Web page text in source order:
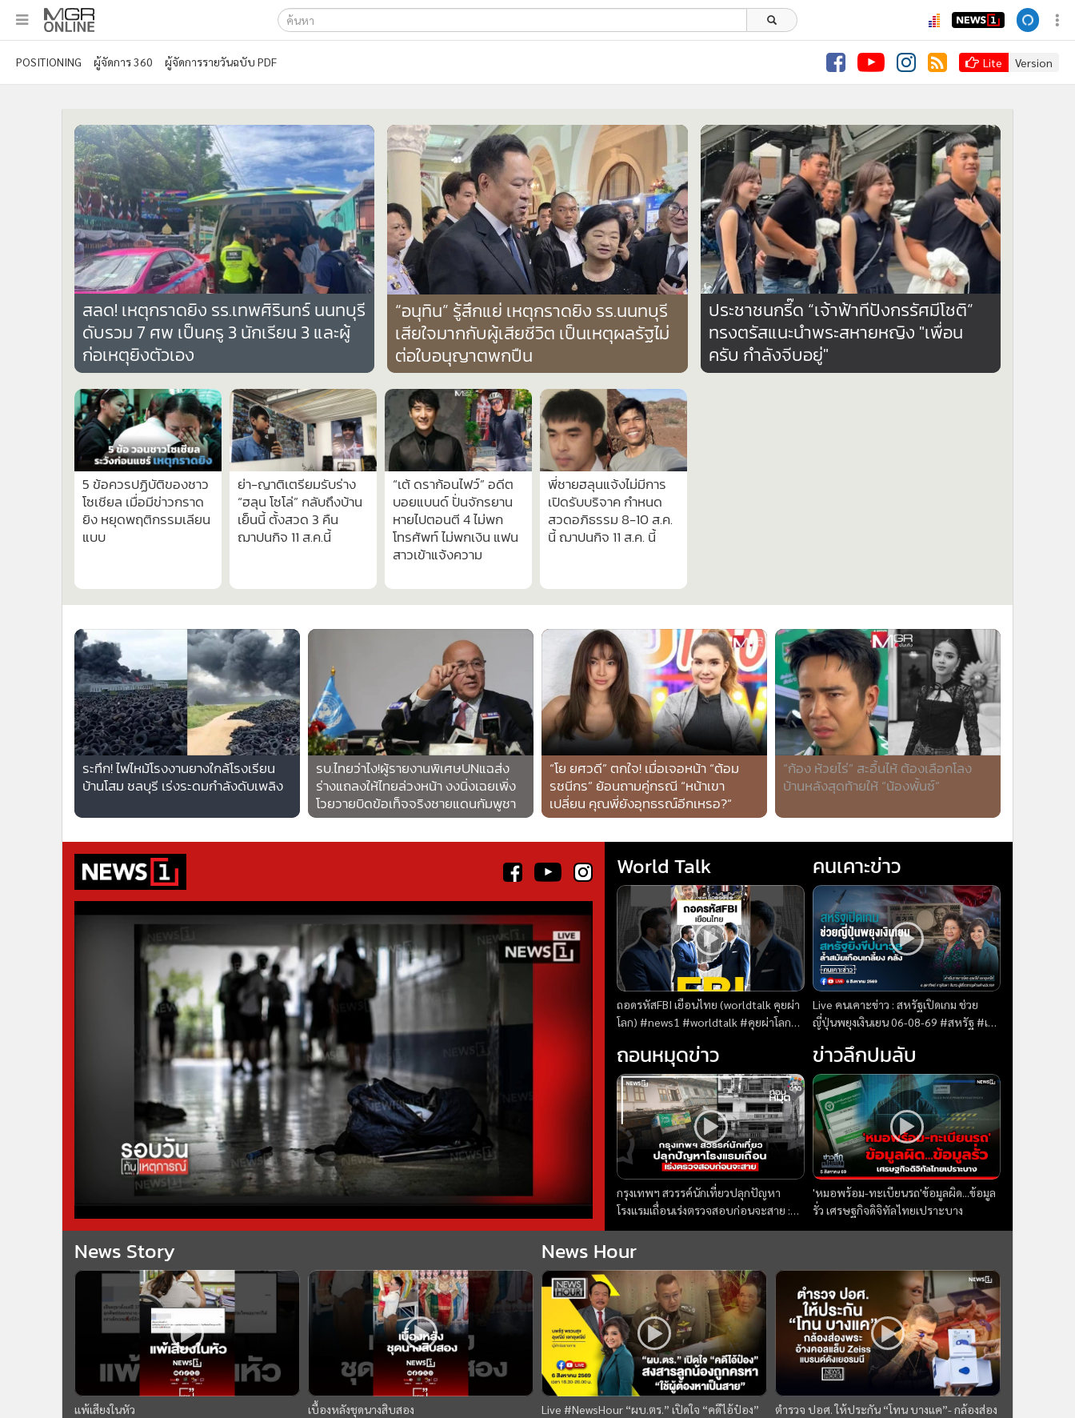
MGR Online
ค้นหาขั้นสูง
• หน้าหลัก
• ทันเหตุการณ์
Online Section
ผู้จัดการรายวัน
CbizReview
Good health & Well-being
Green Innovation & SD
Management & HR
Infographic
Special Scoop
เศรษฐกิจ-ธุรกิจ
วิทยาศาสตร์
Celeb Online
Gotomanager
POSITIONING ผู้จัดการ 360 ผู้จัดการรายวันฉบับ PDF Lite Version
27,803
สลด! เหตุกราดยิง รร.เทพศิรินทร์ นนทบุรี
ดับรวม 7 ศพ เป็นครู 3 นักเรียน 3 และผู้
ก่อเหตุยิงตัวเอง
1,252
“อนุทิน” รู้สึกแย่ เหตุกราดยิง รร.นนทบุรี
เสียใจมากกับผู้เสียชีวิต เป็นเหตุผลรัฐไม่
ต่อใบอนุญาตพกปืน
7,512
ประชาชนกรี๊ด “เจ้าฟ้าทีปังกรรัศมีโชติ”
ทรงตรัสแนะนำพระสหายหญิง "เพื่อน
ครับ กำลังจีบอยู่"
221
5 ข้อควรปฏิบัติของชาว
โซเชียล เมื่อมีข่าวกราด
ยิง หยุดพฤติกรรมเลียน
แบบ
196
ย่า-ญาติเตรียมรับร่าง
“ฮลุน โซโล่” กลับถึงบ้าน
เย็นนี้ ตั้งสวด 3 คืน
ฌาปนกิจ 11 ส.ค.นี้
2,082
“เต้ ดราก้อนไฟว์” อดีต
บอยแบนด์ ปั่นจักรยาน
หายไปตอนตี 4 ไม่พก
โทรศัพท์ ไม่พกเงิน แฟน
สาวเข้าแจ้งความ
1,304
พี่ชายฮลุนแจ้งไม่มีการ
เปิดรับบริจาค กำหนด
สวดอภิธรรม 8-10 ส.ค.
นี้ ฌาปนกิจ 11 ส.ค. นี้
708
ระทึก! ไฟไหม้โรงงานยางใกล้โรงเรียน
บ้านโสม ชลบุรี เร่งระดมกำลังดับเพลิง
รบ.ไทยว่าไง!ผู้รายงานพิเศษUNแฉส่ง
ร่างแถลงให้ไทยล่วงหน้า งงนิ่งเฉยเพิ่ง
โวยวายบิดข้อเท็จจริงชายแดนกัมพูชา
“โย ยศวดี” ตกใจ! เมื่อเจอหน้า “ต้อม
รชนีกร” ย้อนถามคู่กรณี “หน้าเขา
เปลี่ยน คุณพี่ยังอุทธรณ์อีกเหรอ?“
“ก้อง ห้วยไร่” สะอื้นไห้ ต้องเลือกโลง
บ้านหลังสุดท้ายให้ “น้องพั้นซ์”
World Talk
ถอดรหัสFBI เยือนไทย (worldtalk คุยผ่า
โลก) #news1 #worldtalk #คุยผ่าโลก
คนเคาะข่าว
Live คนเคาะข่าว : สหรัฐเปิดเกม ช่วย
ญี่ปุ่นพยุงเงินเยน 06-08-69 #สหรัฐ #เงิน
ถอนหมุดข่าว
กรุงเทพฯ สวรรค์นักเที่ยวปลุกปัญหา
โรงแรมเถื่อนเร่งตรวจสอบก่อนจะสาย :
ถอนหมุดข่าว 04/08/69
ข่าวลึกปมลับ
'หมอพร้อม-ทะเบียนรถ'ข้อมูลผิด...ข้อมูล
รั่ว เศรษฐกิจดิจิทัลไทยเปราะบาง
News Story
แพ้เสียงในหัว เบื้องหลังชุดนางสิบสอง
News Hour
Live #NewsHour “ผบ.ตร.” เปิดใจ “คดีไอ้ป๋อง”
ตำรวจ ปอศ. ให้ประกัน “โทน บางแค”- กล้องส่อง